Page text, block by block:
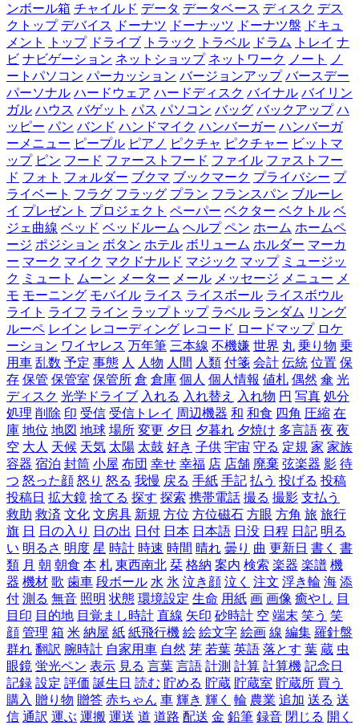
ンボール箱 チャイルド データ データベース ディスク デス
クトップ デバイス ドーナツ ドーナッツ ドーナツ盤 ドキュ
メント
トップ ドライブ トラック トラベル ドラム トレイ ナ
ビ ナビゲーション ネットショップ ネットワーク ノート
ノ
ートパソコン パーカッション バージョンアップ バースデー
パーソナル ハードウェア ハードディスク バイナル バイリン
ガル ハウス バゲット パス パソコン バッグ バックアップ ハ
ッピー パン バンド ハンドマイク ハンバーガー ハンバーガ
ーメニュー ピープル ピアノ ピクチャ ピクチャー ビットマ
ップ ピン フード ファーストフード ファイル ファストフー
ド フォト フォルダー ブクマ ブックマーク プライバシー プ
ライベート フラグ フラッグ プラン フランスパン ブルーレ
イ プレゼント プロジェクト ペーパー ベクター ベクトル ベ
ジェ曲線 ベッド ベッドルーム ヘルプ ペン ホーム ホームペ
ージ ポジション ボタン ホテル ボリューム ホルダー マーカ
ー マーク マイク マクドナルド マジック マップ ミュージッ
ク ミュート ムーン メーター メール メッセージ メニュー メ
モ モーニング モバイル ライス ライスボール ライスボウル
ライト ライフ ライン ラップトップ ラベル ランダム リング
ルーペ レイン レコーディング レコード ロードマップ ロケ
ーション ワイヤレス 万年筆 三本線 不機嫌 世界 丸 乗り物 乗
用車 乱数 予定 事態 人 人物 人間 人類 付箋 会計 伝統 位置 保
存 保管 保管室 保管所 倉 倉庫 個人 個人情報 値札 偶然 傘 光
ディスク 光学ドライブ 入れる 入れ替え 入れ物 円 写真 処分
処理 削除 印 受信 受信トレイ 周辺機器 和 和食 四角 圧縮 在
庫 地位 地図 地球 場所 変更 夕日 夕暮れ 夕焼け 多言語 夜 夜
空 大人 天候 天気 太陽 太鼓 好き 子供 宇宙 守る 定規 家 家族
容器 宿泊 封筒 小屋 布団 幸せ 幸福 店 店舗 廃棄 弦楽器 影 待
つ 怒った顔 怒り 怒る 我慢 戻る 手紙 手記 払う 投げる 投稿
投稿日 拡大鏡 捨てる 探す 探索 携帯電話 撮る 撮影 支払う
救助 救済 文化 文房具 新規 方位 方位磁石 方眼 方角 旅 旅行
旗 日 日の入り 日の出 日付 日本 日本語 日没 日程 日記 明る
い 明るさ 明度 星 時計 時速 時間 晴れ 曇り 曲 更新日 書く 書
類 月 朝 朝食 本 札 東西南北 栞 格納 案内 検索 楽器 楽譜 機
器 機材 歌 歯車 段ボール 水 氷 泣き顔 泣く 注文 浮き輪 海 添
付 測る 無音 照明 状態 環境設定 生命 用紙 画 画像 癒やし 目
目印 目的地 目覚まし時計 直線 矢印 砂時計 空 端末 笑う 笑
顔 管理 箱 米 納屋 紙 紙飛行機 絵 絵文字 絵画 線 編集 羅針盤
群れ 翻訳 腕時計 自家用車 自然 芽 若葉 英語 落とす 葉 蔵 虫
眼鏡 蛍光ペン 表示 見る 言葉 言語 計測 計算 計算機 記念日
記録 設定 評価 誕生日 読む 貯める 貯蔵 貯蔵室 貯蔵所 買う
購入 贈り物 贈答 赤ちゃん 車 輝き 輝く 輪 農業 追加 送る 送
信 通訳 運ぶ 運搬 運送 道 道路 配送 金 鉛筆 録音 閉じる 開く